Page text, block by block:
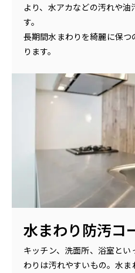
より、水アカなどの汚れや
す。
長期間水まわりを綺麗に保
ります。
水まわり防汚コ
キッチン、洗面所、浴室と
わりは汚れやすいもの。水